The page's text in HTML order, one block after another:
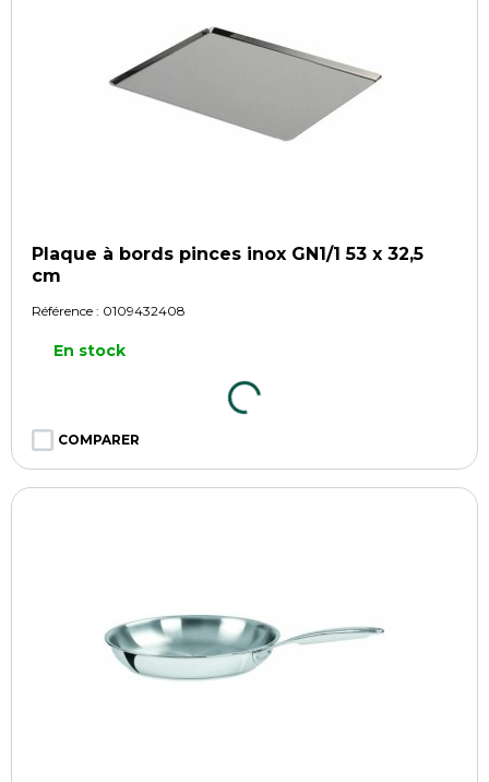
Plaque à bords pinces inox GN1/1 53 x 32,5
cm
Référence : 0109432408
En stock
COMPARER